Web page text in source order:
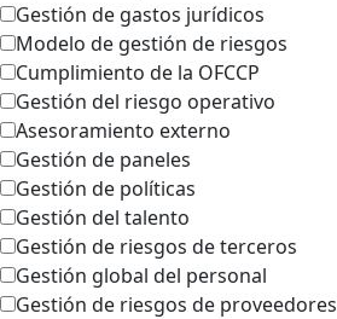
Gestión de gastos jurídicos
Modelo de gestión de riesgos
Cumplimiento de la OFCCP
Gestión del riesgo operativo
Asesoramiento externo
Gestión de paneles
Gestión de políticas
Gestión del talento
Gestión de riesgos de terceros
Gestión global del personal
Gestión de riesgos de proveedores